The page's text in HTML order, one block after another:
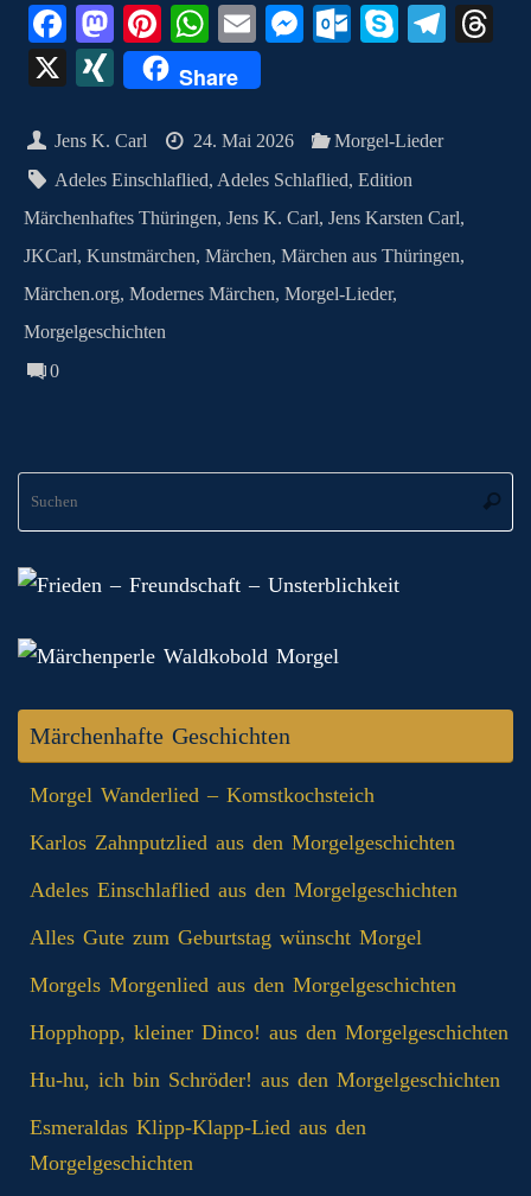
Fa
ce
bo
ok
M
as
to
do
n
Pi
nt
er
es
t
W
ha
ts
A
pp
E
m
ail
M
ng
er
O
ok
.c
o
m
S
Te
X
X
N
G
Share
Jens K. Carl 24. Mai 2026
Morgel-Lieder
Adeles Einschlaflied,Adeles Schlaflied,Edition
Märchenhaftes Thüringen, Jens K. Carl, Jens Karsten Carl,
JKCarl, Kunstmärchen, Märchen, Märchen aus Thüringen,
Märchen.org, Modernes Märchen, Morgel-Lieder,
Morgelgeschichten
0
Märchenhafte Geschichten
Morgel Wanderlied – Komstkochsteich
Karlos Zahnputzlied aus den Morgelgeschichten
Adeles Einschlaflied aus den Morgelgeschichten
Alles Gute zum Geburtstag wünscht Morgel
Morgels Morgenlied aus den Morgelgeschichten
Hopphopp, kleiner Dinco! aus den Morgelgeschichten
Hu-hu, ich bin Schröder! aus den Morgelgeschichten
Esmeraldas Klipp‑Klapp‑Lied aus den
Morgelgeschichten